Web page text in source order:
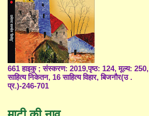
661 हाइकु ; संस्करण: 2019,पृष्ठ: 124, मूल्य: 250,
साहित्य निकेतन, 16 साहित्य विहार, बिजनौर(उ .
प्र.)-246-701